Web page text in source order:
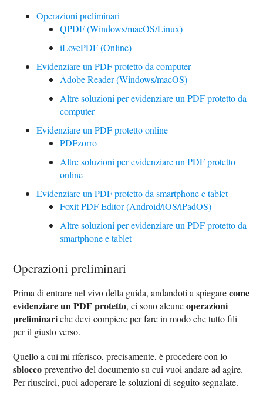
Operazioni preliminari
QPDF (Windows/macOS/Linux)
iLovePDF (Online)
Evidenziare un PDF protetto da computer
Adobe Reader (Windows/macOS)
Altre soluzioni per evidenziare un PDF protetto da
computer
Evidenziare un PDF protetto online
PDFzorro
Altre soluzioni per evidenziare un PDF protetto
online
Evidenziare un PDF protetto da smartphone e tablet
Foxit PDF Editor (Android/iOS/iPadOS)
Altre soluzioni per evidenziare un PDF protetto da
smartphone e tablet
Operazioni preliminari
Prima di entrare nel vivo della guida, andandoti a spiegarecome
evidenziare un PDF protetto, ci sono alcuneoperazioni
preliminariche devi compiere per fare in modo che tutto fili
per il giusto verso.
Quello a cui mi riferisco, precisamente, è procedere con lo
sbloccopreventivo del documento su cui vuoi andare ad agire.
Per riuscirci, puoi adoperare le soluzioni di seguito segnalate.